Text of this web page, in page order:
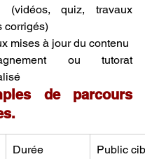
(vidéos, quiz, travaux
corrigés)
mises à jour du contenu
ou tutorat
de parcours
Durée Public